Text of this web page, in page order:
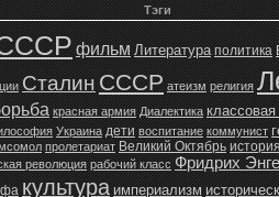
Тэги
СССРфильм Литература политика
Сталин СССР атеизм религия
красная армия Диалектика
Украина дети воспитание коммунист
пролетариат Великий Октябрь
революция рабочий класс Фридрих
культура империализм